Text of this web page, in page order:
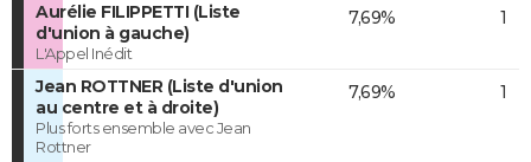
Aurélie FILIPPETTI (Liste
d'union à gauche)
L'Appel Inédit
7,69% 1
Jean ROTTNER (Liste d'union
au centre et à droite)
Plus forts ensemble avec Jean
Rottner
7,69% 1